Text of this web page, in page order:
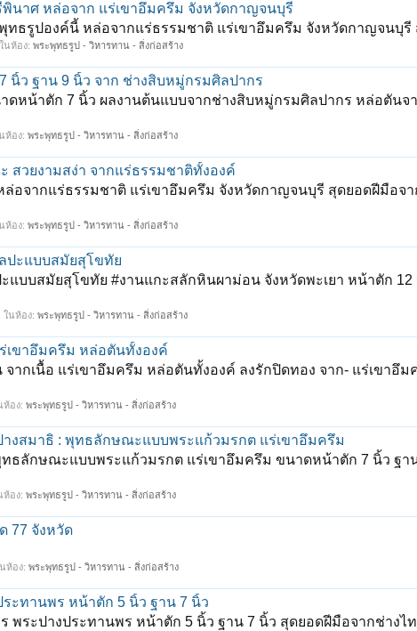
นาศ หล่อจาก แร่เขาอึมครึม จังหวัดกาญจนบุรี
ทธรูปองค์นี้ หล่อจากแร่ธรรมชาติ แร่เขาอึมครึม จังหวัดกาญจนบุรี
นห้อง: พระพุทธรูป - วิหารทาน - สิ่งก่อสร้าง
นิ้ว ฐาน 9 นิ้ว จาก ช่างสิบหมู่กรมศิลปากร
ดหน้าตัก 7 นิ้ว ผลงานต้นแบบจากช่างสิบหมู่กรมศิลปากร หล่อตันจ
ห้อง: พระพุทธรูป - วิหารทาน - สิ่งก่อสร้าง
วยงามสง่า จากแร่ธรรมชาติทั้งองค์
ล่อจากแร่ธรรมชาติ แร่เขาอึมครึม จังหวัดกาญจนบุรี สุดยอดฝีมือจ
ห้อง: พระพุทธรูป - วิหารทาน - สิ่งก่อสร้าง
ปะแบบสมัยสุโขทัย
ะแบบสมัยสุโขทัย #งานแกะสลักหินผาม่อน จังหวัดพะเยา หน้าตัก
ในห้อง: พระพุทธรูป - วิหารทาน - สิ่งก่อสร้าง
เขาอึมครึม หล่อตันทั้งองค์
ากเนื้อ แร่เขาอึมครึม หล่อตันทั้งองค์ ลงรักปิดทอง จาก- แร่เขาอึ
ห้อง: พระพุทธรูป - วิหารทาน - สิ่งก่อสร้าง
งสมาธิ : พุทธลักษณะแบบพระแก้วมรกต แร่เขาอึมครึม
ทธลักษณะแบบพระแก้วมรกต แร่เขาอึมครึม ขนาดหน้าตัก 7 นิ้ว ฐา
ห้อง: พระพุทธรูป - วิหารทาน - สิ่งก่อสร้าง
77 จังหวัด
ห้อง: พระพุทธรูป - วิหารทาน - สิ่งก่อสร้าง
ะทานพร หน้าตัก 5 นิ้ว ฐาน 7 นิ้ว
พระปางประทานพร หน้าตัก 5 นิ้ว ฐาน 7 นิ้ว สุดยอดฝีมือจากช่างไ